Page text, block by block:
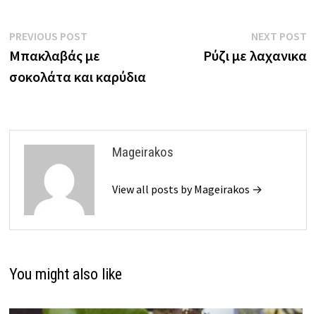
Πλοήγηση
άρθρων
PREVIOUS POST
post:
Μπακλαβάς με
σοκολάτα και καρύδια
NEXT POST
Ρύζι με λαχανικα
Mageirakos
View all posts by Mageirakos →
You might also like